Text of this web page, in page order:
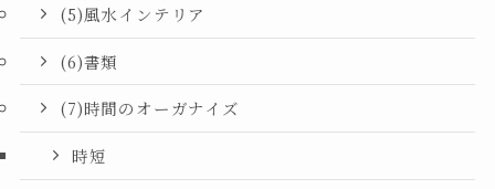
(5)風水インテリア
(6)書類
(7)時間のオーガナイズ
時短